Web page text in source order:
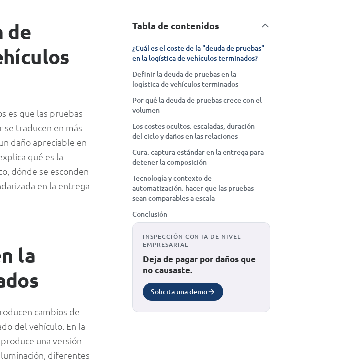
de
es que las pruebas
se traducen en más
daño apreciable en
qué es la
dónde se esconden
en la entrega
la
cambios de
del vehículo. En la
una versión
diferentes
Tabla de contenidos
¿Cuál es el coste de la "deuda de pruebas"
en la logística de vehículos terminados?
Definir la deuda de pruebas en la
logística de vehículos terminados
Por qué la deuda de pruebas crece con el
volumen
Los costes ocultos: escaladas, duración
del ciclo y daños en las relaciones
Cura: captura estándar en la entrega para
detener la composición
Tecnología y contexto de
automatización: hacer que las pruebas
sean comparables a escala
Conclusión
INSPECCIÓN CON IA DE NIVEL
EMPRESARIAL
Deja de pagar por daños que
no causaste.
Solicita una demo